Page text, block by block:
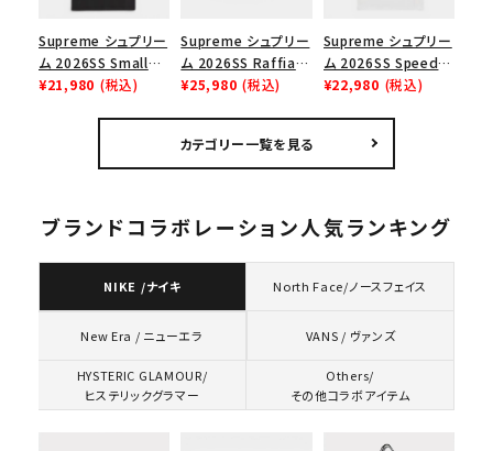
Supreme シュプリー
ム 2026SS Small
Box Tee スモールボ
¥21,980 (税込)
Supreme シュプリー
ム 2026SS Raffia
Mesh Back 5-Panel
ック
¥25,980 (税込)
Supreme シュプリー
ム 2026SS Speed
Tee スピードTシャツ
¥22,980 (税込)
カテゴリー一覧を見る
ブランドコラボレーション人気ランキング
NIKE /ナイキ North Face/ノースフェイス
New Era / ニューエラ VANS / ヴァンズ
HYSTERIC GLAMOUR/
ヒステリックグラマー
Others/
その他コラボアイテム